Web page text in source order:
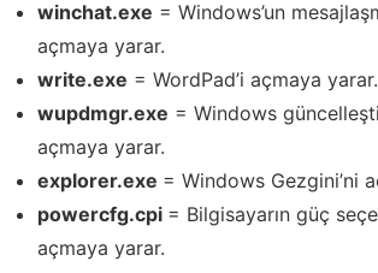
winchat.exe = Windows’un
açmaya yarar.
write.exe = WordPad’i açmaya yarar.
wupdmgr.exe = Windows
açmaya yarar.
explorer.exe = Windows Gezgini’ni
powercfg.cpi = Bilgisayarın güç
açmaya yarar.